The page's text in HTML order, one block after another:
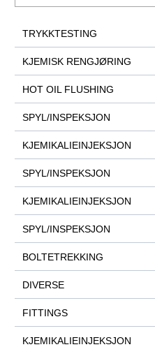
TRYKKTESTING
KJEMISK RENGJØRING
HOT OIL FLUSHING
SPYL/INSPEKSJON
KJEMIKALIEINJEKSJON
SPYL/INSPEKSJON
KJEMIKALIEINJEKSJON
SPYL/INSPEKSJON
BOLTETREKKING
DIVERSE
FITTINGS
KJEMIKALIEINJEKSJON